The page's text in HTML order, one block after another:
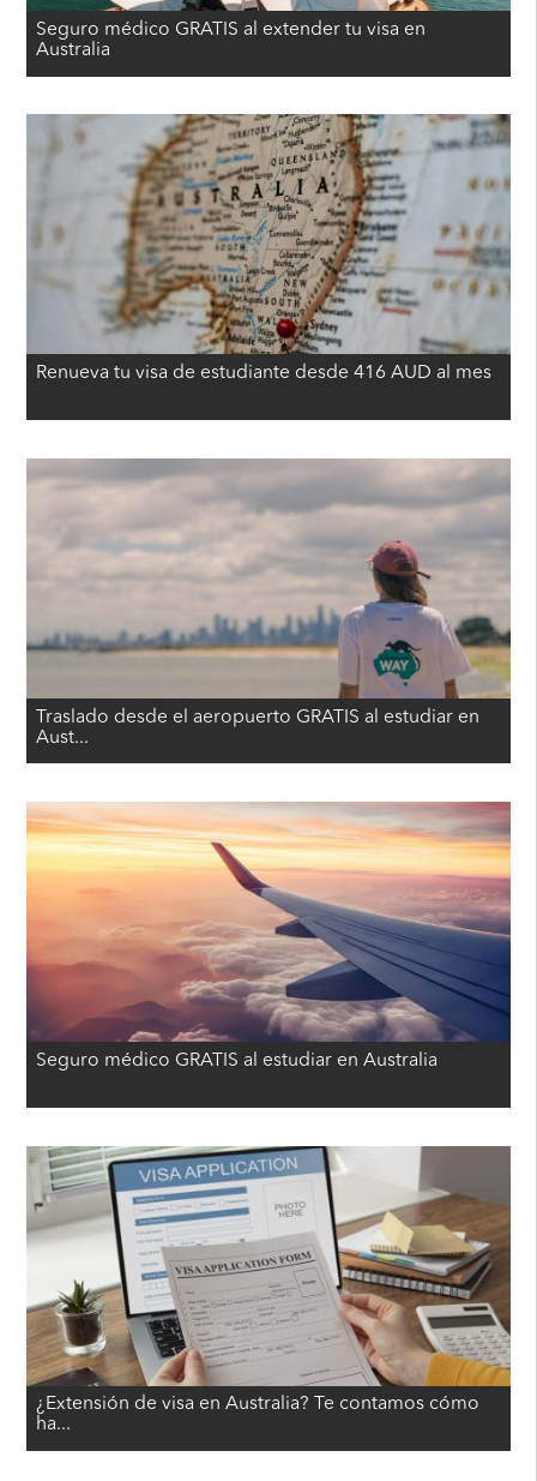
Seguro médico GRATIS al extender tu visa en
Australia
Renueva tu visa de estudiante desde 416 AUD al mes
Traslado desde el aeropuerto GRATIS al estudiar en
Aust...
Seguro médico GRATIS al estudiar en Australia
¿Extensión de visa en Australia? Te contamos cómo
ha...